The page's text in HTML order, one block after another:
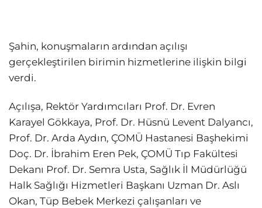
Şahin, konuşmaların ardından açılışı
gerçekleştirilen birimin hizmetlerine ilişkin bilgi
verdi.
Açılışa, Rektör Yardımcıları Prof. Dr. Evren
Karayel Gökkaya, Prof. Dr. Hüsnü Levent Dalyancı,
Prof. Dr. Arda Aydın, ÇOMÜ Hastanesi Başhekimi
Doç. Dr. İbrahim Eren Pek, ÇOMÜ Tıp Fakültesi
Dekanı Prof. Dr. Semra Usta, Sağlık İl Müdürlüğü
Halk Sağlığı Hizmetleri Başkanı Uzman Dr. Aslı
Okan, Tüp Bebek Merkezi çalışanları ve